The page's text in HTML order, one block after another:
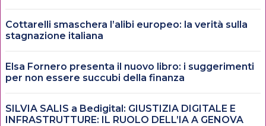
Cottarelli smaschera l’alibi europeo: la verità sulla
stagnazione italiana
Elsa Fornero presenta il nuovo libro: i suggerimenti
per non essere succubi della finanza
SILVIA SALIS a Bedigital: GIUSTIZIA DIGITALE E
INFRASTRUTTURE: IL RUOLO DELL’IA A GENOVA